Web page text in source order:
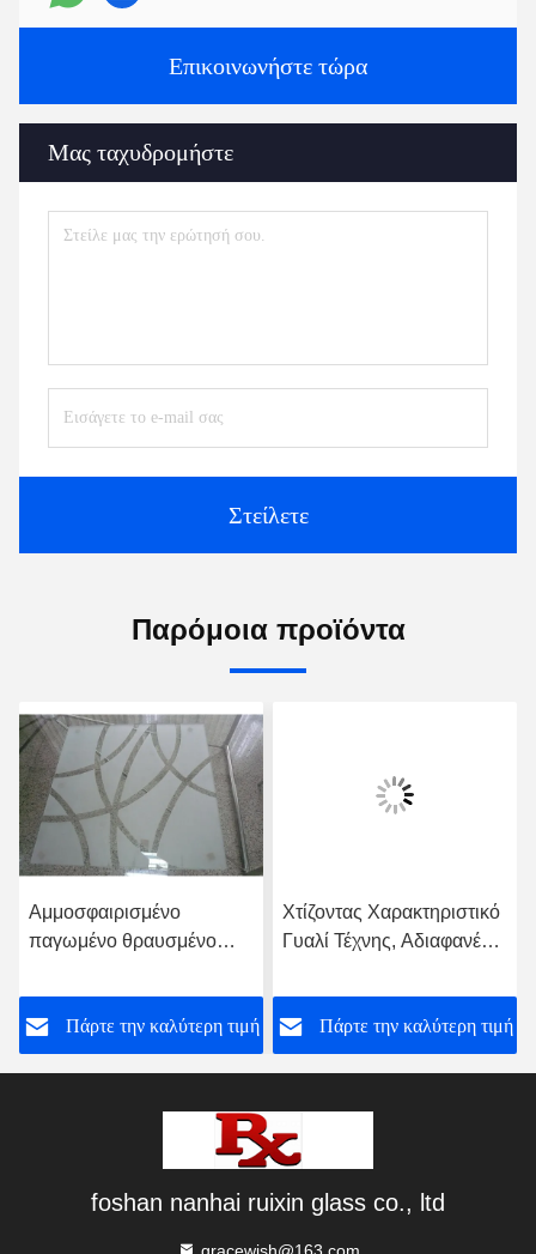
Επικοινωνήστε τώρα
Μας ταχυδρομήστε
Στείλετε
Παρόμοια προϊόντα
Αμμοσφαιρισμένο
παγωμένο θραυσμένο
αίθουσας και τραπεζαρίας
Πάρτε την καλύτερη τιμή
Χτίζοντας Χαρακτηριστικό
Γυαλί Τέχνης, Αδιαφανές
Πάρτε την καλύτερη τιμή
foshan nanhai ruixin glass co., ltd
gracewish@163.com